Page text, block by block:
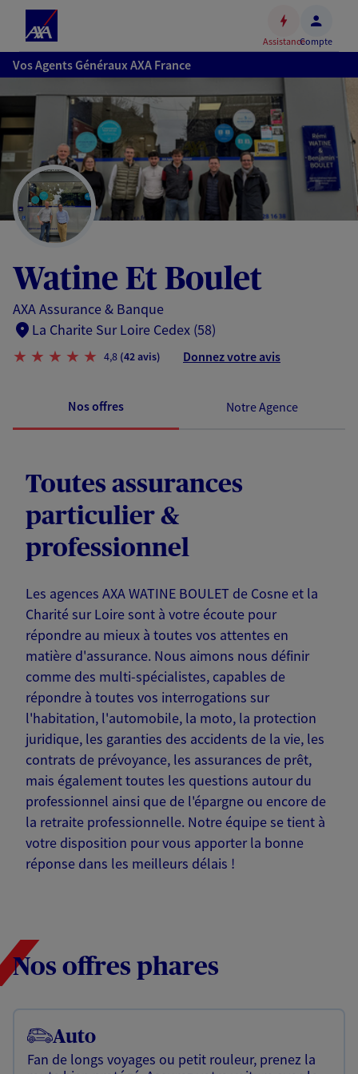
Accéder
au
principal
Accéder
au
pied
de
page
AssistanceCompte
Vos Agents Généraux AXA France
Watine Et Boulet
AXA Assurance & Banque
La Charite Sur Loire Cedex (58)
4,8 (42 avis) Donnez votre avis
Nos offres Notre Agence
Toutes assurances
particulier &
professionnel
Les agences AXA WATINE BOULET de Cosne et la
Charité sur Loire sont à votre écoute pour
répondre au mieux à toutes vos attentes en
matière d'assurance. Nous aimons nous définir
comme des multi-spécialistes, capables de
répondre à toutes vos interrogations sur
l'habitation, l'automobile, la moto, la protection
juridique, les garanties des accidents de la vie, les
contrats de prévoyance, les assurances de prêt,
mais également toutes les questions autour du
professionnel ainsi que de l'épargne ou encore de
la retraite professionnelle. Notre équipe se tient à
votre disposition pour vous apporter la bonne
réponse dans les meilleurs délais !
Nos offres phares
Auto
Fan de longs voyages ou petit rouleur, prenez la